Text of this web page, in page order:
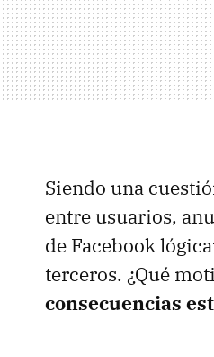
Siendo una
entre usuarios,
de Facebook
terceros. ¿Qué
consecuencias